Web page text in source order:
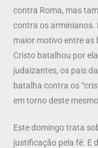
contra Roma, mas
contra os arminianos.
maior motivo entre as
Cristo batalhou por
judaizantes, os pais
batalha contra os
em torno deste
Este domingo trata
justificação pela fé. E